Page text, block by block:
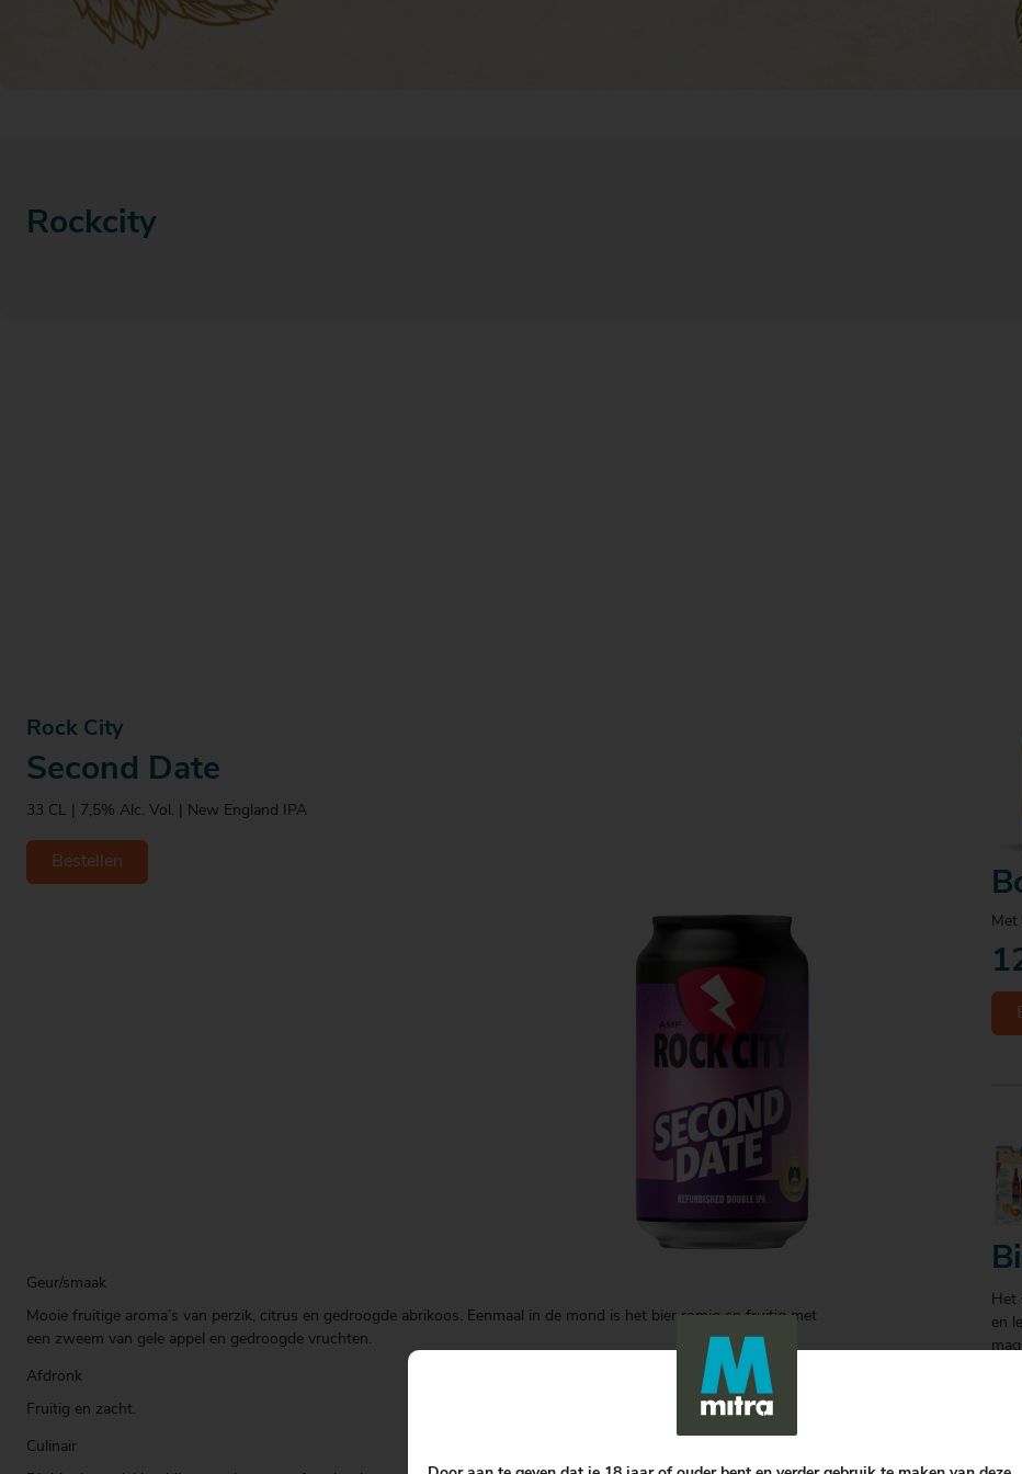
Voordelen Mitra Member
Klantenservice
Rockcity
Rock City
Second Date
33 CL | 7,5% Alc. Vol. | New England IPA
Bestellen
Geur/smaak
Mooie fruitige aroma’s van perzik, citrus en gedroogde abrikoos. Eenmaal in de mond is het bier romig en fruitig met
een zweem van gele appel en gedroogde vruchten.
Afdronk
Fruitig en zacht.
Culinair
Met
Het
en